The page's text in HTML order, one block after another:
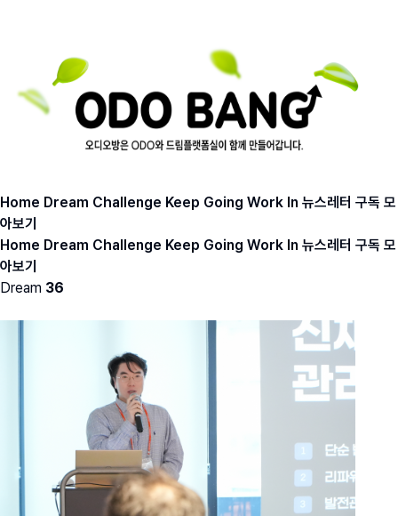
Home Dream Challenge Keep Going Work In 뉴스레터 구독 모
아보기
Home Dream Challenge Keep Going Work In 뉴스레터 구독 모
아보기
Dream 36